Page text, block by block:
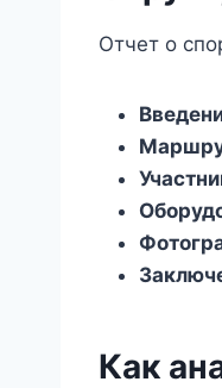
Отчет о
Как